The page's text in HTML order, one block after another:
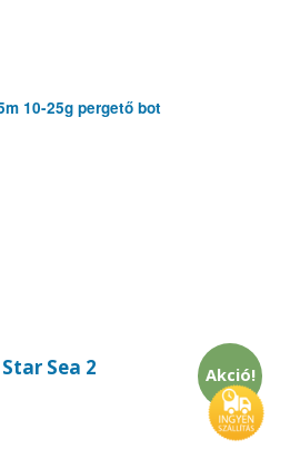
10-25g pergető bot
Akció!